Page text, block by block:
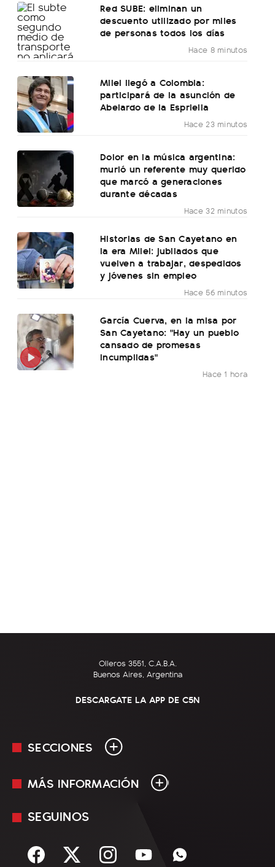
Red SUBE: eliminan un
descuento utilizado por miles
de personas todos los días
Hace 8 minutos
Milei llegó a Colombia:
participará de la asunción de
Abelardo de la Espriella
Hace 23 minutos
Dolor en la música argentina:
murió un referente muy querido
que marcó a generaciones
durante décadas
Hace 32 minutos
Historias de San Cayetano en
la era Milei: jubilados que
vuelven a trabajar, despedidos
y jóvenes sin empleo
Hace 56 minutos
García Cuerva, en la misa por
San Cayetano: "Hay un pueblo
cansado de promesas
incumplidas"
Hace 1 hora
Olleros 3551, C.A.B.A.
Buenos Aires, Argentina
DESCARGATE LA APP DE C5N
SECCIONES
En Vivo
Sociedad
MÁS INFORMACIÓN
Mediakit
Términos y condiciones
SEGUINOS